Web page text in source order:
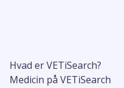
Hvad er VETiSearch?
Medicin på VETiSearch